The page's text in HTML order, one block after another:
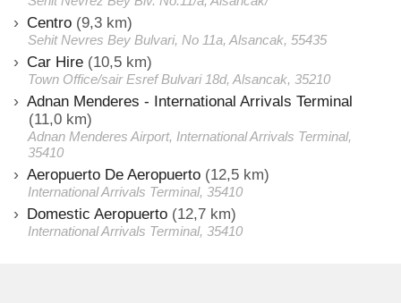
Centro (9,3 km)
Sehit Nevres Bey Bulvari, No 11a, Alsancak, 55435
Car Hire (10,5 km)
Town Office/sair Esref Bulvari 18d, Alsancak, 35210
Adnan Menderes - International Arrivals Terminal
(11,0 km)
Adnan Menderes Airport, International Arrivals Terminal,
35410
Aeropuerto De Aeropuerto (12,5 km)
International Arrivals Terminal, 35410
Domestic Aeropuerto (12,7 km)
International Arrivals Terminal, 35410